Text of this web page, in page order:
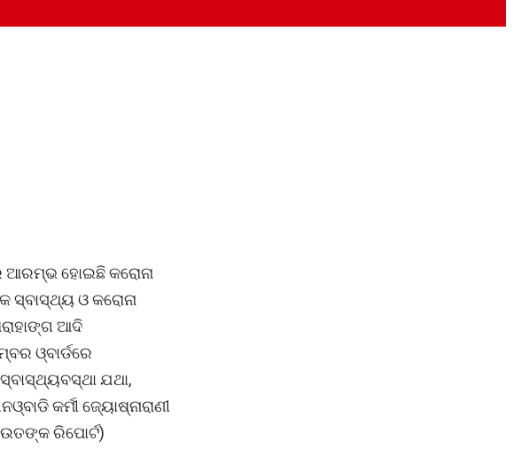
ଆରମ୍ଭ ହୋଇଛି କରୋନା
ସ୍ବାସ୍ଥ୍ୟ ଓ କରୋନା
ଆଦି
ଓ୍ବାର୍ଡରେ
ଯଥା,
କର୍ମୀ ଜ୍ୟୋଷ୍ନାରାଣୀ
ରିପୋର୍ଟ)